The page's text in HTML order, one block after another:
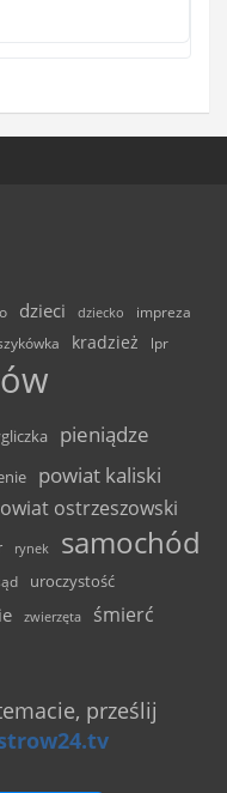
dzieci dziecko
impreza
kradzież lpr
pieniądze
powiat kaliski
ostrzeszowski
rynek samochód
uroczystość
zwierzęta śmierć
prześlij